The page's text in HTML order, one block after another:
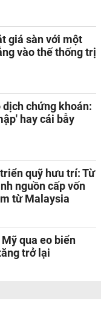
giá sàn với một
vào thế thống trị
chứng khoán:
hay cái bẫy
quỹ hưu trí: Từ
nguồn cấp vốn
từ Malaysia
qua eo biển
trở lại